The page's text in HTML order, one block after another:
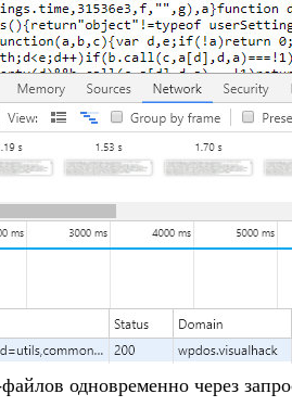
файлов одновременно через